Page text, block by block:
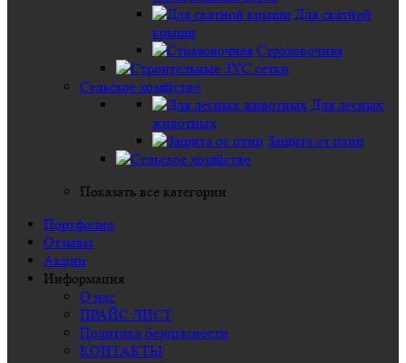
Для скатной
крыши
Страховочная
Сельское хозяйство
Для лесных
животных
Защита от птиц
Показать все категории
Портфолио
Отзывы
Акции
Информация
О нас
ПРАЙС ЛИСТ
Политика безопасности
КОНТАКТЫ